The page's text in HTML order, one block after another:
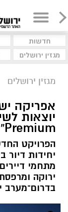
חדשות
מגזין ירושלים
מגזין ירושלים
אפריקה
יוצאות
Premium” בירושלים
יחידות דיור
מתחמי
ירוקה
בדרום־מערב